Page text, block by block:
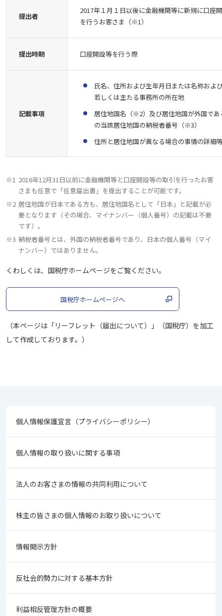
提出者
2017年１月１日以後に金融機関等に新規に口座
を行うお客さま（※1）
提出時期 口座開設等を行う際
記載事項
氏名、住所および生年月日または名称およ
若しくは主たる事務所の所在地
居住地国名（※2）及び居住地国が外国であ
の当該居住地国の納税者番号（※3）
住所と居住地国が異なる場合の事情の詳細
※1 2016年12月31日以前に金融機関等と口座開設等の取引を行ったお客
さまも任意で「任意届出書」を提出することが可能です。
※2 居住地国が日本である方も、居住地国名として「日本」と記載が必
要となります（その場合、マイナンバー（個人番号）の記載は不要
です）。
※3 納税者番号とは、外国の納税者番号であり、日本の個人番号（マイ
ナンバー）ではありません。
くわしくは、国税庁ホームページをご覧ください。
国税庁ホームページへ
（本ページは「リーフレット（届出について）」（国税庁）を加工
して作成しております。）
個人情報保護宣言（プライバシーポリシー）
個人情報の取り扱いに関する事項
法人のお客さまの情報の共同利用について
株主の皆さまの個人情報のお取り扱いについて
情報開示方針
反社会的勢力に対する基本方針
利益相反管理方針の概要